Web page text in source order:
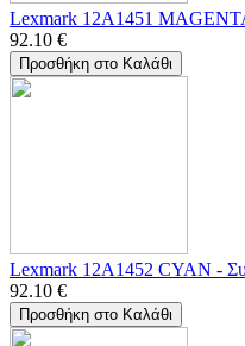
Lexmark 12A1451
92.10 €
Προσθήκη στο Καλάθι
Lexmark 12A1452 CYAN -
92.10 €
Προσθήκη στο Καλάθι